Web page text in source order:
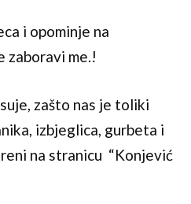
i opominje na
zaboravi me.!
zašto nas je toliki
izbjeglica, gurbeta i
na stranicu “Konjević